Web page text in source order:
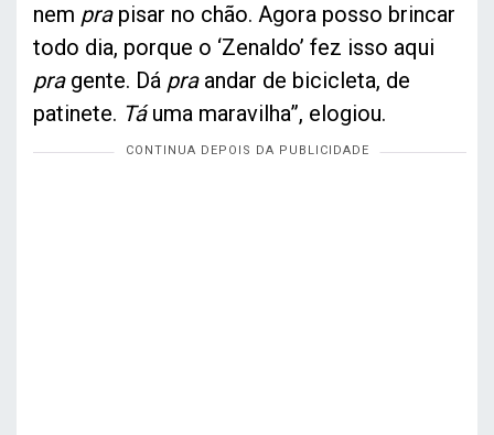
nem pra pisar no chão. Agora posso brincar
todo dia, porque o ‘Zenaldo’ fez isso aqui
pra gente. Dá pra andar de bicicleta, de
patinete. Táuma maravilha”, elogiou.